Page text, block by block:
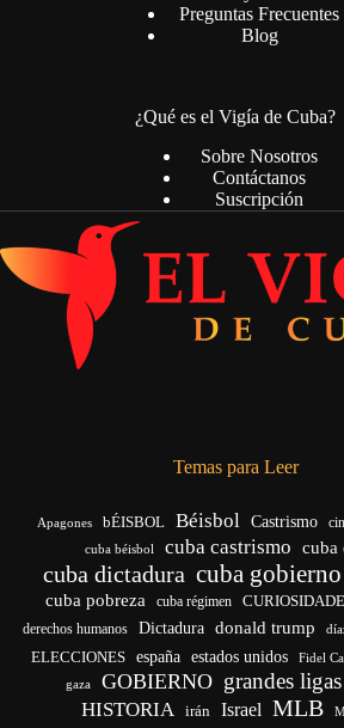
Preguntas Frecuentes
Blog
¿Qué es el Vigía de Cuba?
Sobre Nosotros
Contáctanos
Suscripción
Temas para Leer
Apagones bÉISBOL Béisbol Castrismo
cuba béisbol cuba castrismo cuba
cuba dictadura cuba gobierno
cuba pobreza cuba régimen
derechos humanos Dictadura donald trump
ELECCIONES españa estados unidos Fidel
gaza GOBIERNO grandes ligas
HISTORIA irán Israel MLB